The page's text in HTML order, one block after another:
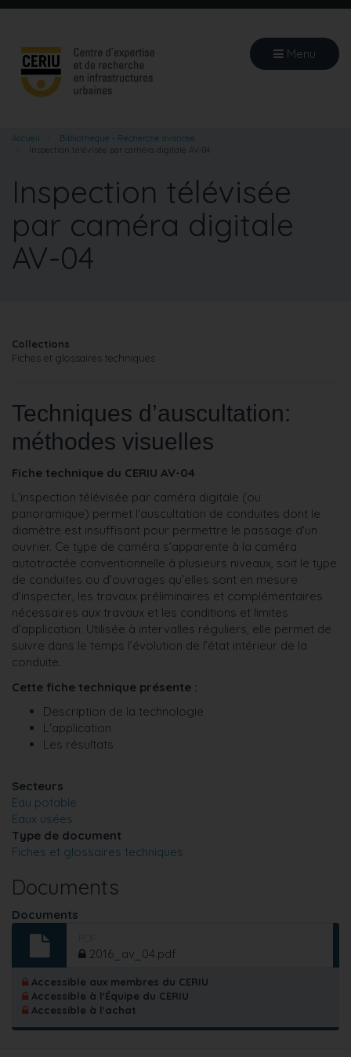
Aller
principal
Menu
Accueil
Bibliothèque - Recherche avancée
Inspection télévisée par caméra digitale AV-04
Inspection télévisée
par caméra digitale
AV-04
Collections
Fiches et glossaires techniques
Techniques d’auscultation:
méthodes visuelles
Fiche technique du CERIU AV-04
L’inspection télévisée par caméra digitale (ou
panoramique) permet l'auscultation de conduites dont le
diamètre est insuffisant pour permettre le passage d'un
ouvrier. Ce type de caméra s’apparente à la caméra
autotractée conventionnelle à plusieurs niveaux, soit le type
de conduites ou d’ouvrages qu’elles sont en mesure
d’inspecter, les travaux préliminaires et complémentaires
nécessaires aux travaux et les conditions et limites
d’application. Utilisée à intervalles réguliers, elle permet de
suivre dans le temps l’évolution de l’état intérieur de la
conduite.
Cette fiche technique présente :
Description de la technologie
L'application
Les résultats
Secteurs
Eau potable
Eaux usées
Type de document
Fiches et glossaires techniques
Documents
Documents
2016_av_04.pdf
Accessible aux membres du CERIU
Accessible à l'Équipe du CERIU
Accessible à l'achat